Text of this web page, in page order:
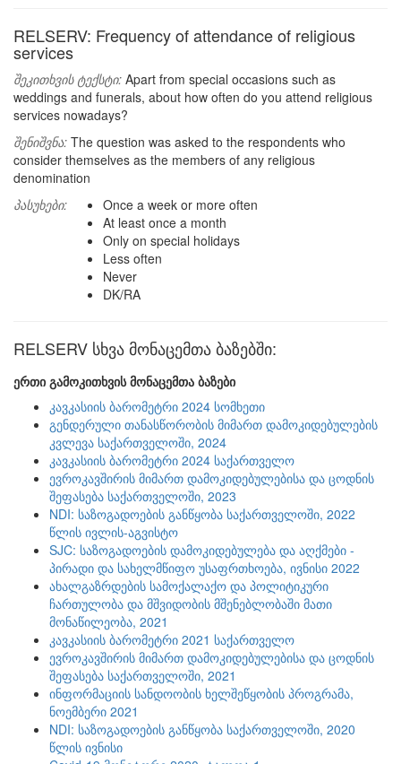
RELSERV: Frequency of attendance of religious
services
შეკითხვის ტექსტი: Apart from special occasions such as
weddings and funerals, about how often do you attend religious
services nowadays?
შენიშვნა: The question was asked to the respondents who
consider themselves as the members of any religious
denomination
პასუხები:
Once a week or more often
At least once a month
Only on special holidays
Less often
Never
DK/RA
RELSERV სხვა მონაცემთა ბაზებში:
ერთი გამოკითხვის მონაცემთა ბაზები
კავკასიის ბარომეტრი 2024 სომხეთი
გენდერული თანასწორობის მიმართ დამოკიდებულების
კვლევა საქართველოში, 2024
კავკასიის ბარომეტრი 2024 საქართველო
ევროკავშირის მიმართ დამოკიდებულებისა და ცოდნის
შეფასება საქართველოში, 2023
NDI: საზოგადოების განწყობა საქართველოში, 2022
წლის ივლის-აგვისტო
SJC: საზოგადოების დამოკიდებულება და აღქმები -
პირადი და სახელმწიფო უსაფრთხოება, ივნისი 2022
ახალგაზრდების სამოქალაქო და პოლიტიკური
ჩართულობა და მშვიდობის მშენებლობაში მათი
მონაწილეობა, 2021
კავკასიის ბარომეტრი 2021 საქართველო
ევროკავშირის მიმართ დამოკიდებულებისა და ცოდნის
შეფასება საქართველოში, 2021
ინფორმაციის სანდოობის ხელშეწყობის პროგრამა,
ნოემბერი 2021
NDI: საზოგადოების განწყობა საქართველოში, 2020
წლის ივნისი